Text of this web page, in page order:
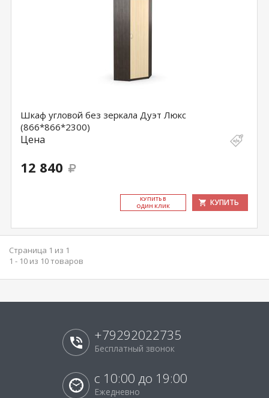
Шкаф угловой без зеркала Дуэт Люкс
(866*866*2300)
Цена
12 840
КУ­ПИТЬ В
ОДИН КЛИК
КУПИТЬ
Страница 1 из 1
1 - 10 из 10 товаров
+79292022735
Бесплатный звонок
с 10:00 до 19:00
Ежедневно